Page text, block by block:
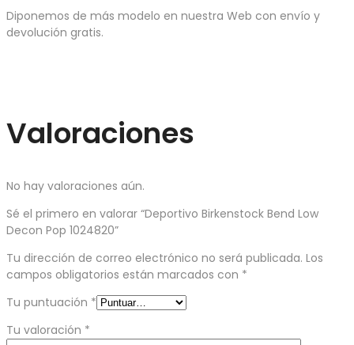
Diponemos de más modelo en nuestra Web con envío y
devolución gratis.
Valoraciones
No hay valoraciones aún.
Sé el primero en valorar “Deportivo Birkenstock Bend Low
Decon Pop 1024820”
Tu dirección de correo electrónico no será publicada. Los
campos obligatorios están marcados con *
Tu puntuación *
Tu valoración *